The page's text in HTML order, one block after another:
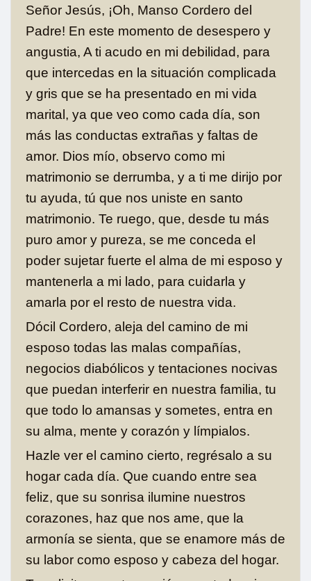
Señor Jesús, ¡Oh, Manso Cordero del
Padre! En este momento de desespero y
angustia, A ti acudo en mi debilidad, para
que intercedas en la situación complicada
y gris que se ha presentado en mi vida
marital, ya que veo como cada día, son
más las conductas extrañas y faltas de
amor. Dios mío, observo como mi
matrimonio se derrumba, y a ti me dirijo por
tu ayuda, tú que nos uniste en santo
matrimonio. Te ruego, que, desde tu más
puro amor y pureza, se me conceda el
poder sujetar fuerte el alma de mi esposo y
mantenerla a mi lado, para cuidarla y
amarla por el resto de nuestra vida.
Dócil Cordero, aleja del camino de mi
esposo todas las malas compañías,
negocios diabólicos y tentaciones nocivas
que puedan interferir en nuestra familia, tu
que todo lo amansas y sometes, entra en
su alma, mente y corazón y límpialos.
Hazle ver el camino cierto, regrésalo a su
hogar cada día. Que cuando entre sea
feliz, que su sonrisa ilumine nuestros
corazones, haz que nos ame, que la
armonía se sienta, que se enamore más de
su labor como esposo y cabeza del hogar.